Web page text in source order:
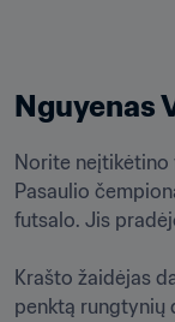
Nguyenas
Norite neįtikėtino
Pasaulio
futsalo. Jis
Krašto žaidėjas
penktą rungtynių